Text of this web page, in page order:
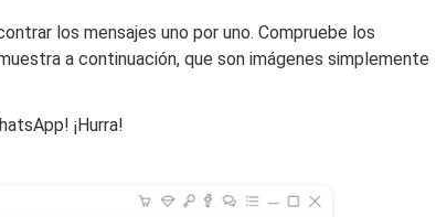
los mensajes uno por uno. Compruebe los
a continuación, que son imágenes simplemente
¡Hurra!